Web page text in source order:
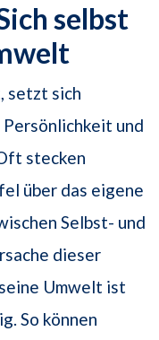
selbst
setzt sich
und
stecken
über das eigene
Selbst- und
dieser
Umwelt ist
So können